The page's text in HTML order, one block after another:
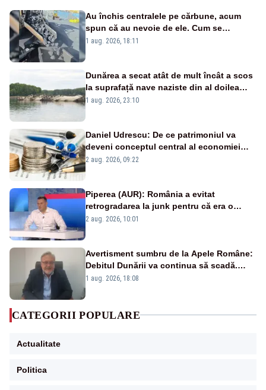
Au închis centralele pe cărbune, acum
spun că au nevoie de ele. Cum se
pasează vina în plină criză energetică
1 aug. 2026, 18:11
Dunărea a secat atât de mult încât a scos
la suprafață nave naziste din al doilea
război mondial
1 aug. 2026, 23:10
Daniel Udrescu: De ce patrimoniul va
deveni conceptul central al economiei
viitoare?
2 aug. 2026, 09:22
Piperea (AUR): România a evitat
retrogradarea la junk pentru că era o
catastrofă pentru bănci și fondurile de
2 aug. 2026, 10:01
Avertisment sumbru de la Apele Române:
Debitul Dunării va continua să scadă.
Cernavodă s-ar putea închide în 4 zile
1 aug. 2026, 18:08
CATEGORII POPULARE
Actualitate
Politica